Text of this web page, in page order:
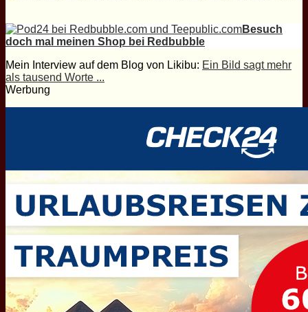
Besuch
doch mal meinen Shop bei Redbubble
Mein Interview auf dem Blog von Likibu: Ein Bild sagt mehr
als tausend Worte ...
Werbung